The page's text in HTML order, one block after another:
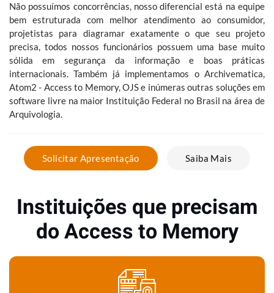
Não possuímos concorrências, nosso diferencial está na equipe
bem estruturada com melhor atendimento ao consumidor,
projetistas para diagramar exatamente o que seu projeto
precisa, todos nossos funcionários possuem uma base muito
sólida em segurança da informação e boas práticas
internacionais. Também já implementamos o Archivematica,
Atom2 - Access to Memory, OJS e inúmeras outras soluções em
software livre na maior Instituição Federal no Brasil na área de
Arquivologia.
Solicitar Apresentação Saiba Mais
Instituições que precisam
do Access to Memory